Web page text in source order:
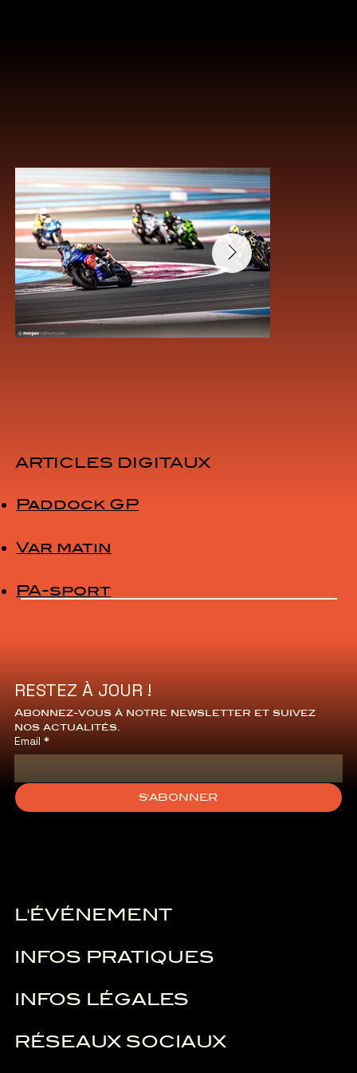
ARTICLES DIGITAUX
Paddock GP
Var matin
PA-sport
L'ÉVÉNEMENT
INFOS PRATIQUES
INFOS LÉGALES
RÉSEAUX SOCIAUX
RESTEZ À JOUR !
Abonnez-vous à notre newsletter et suivez
nos actualités.
Email *
S'ABONNER